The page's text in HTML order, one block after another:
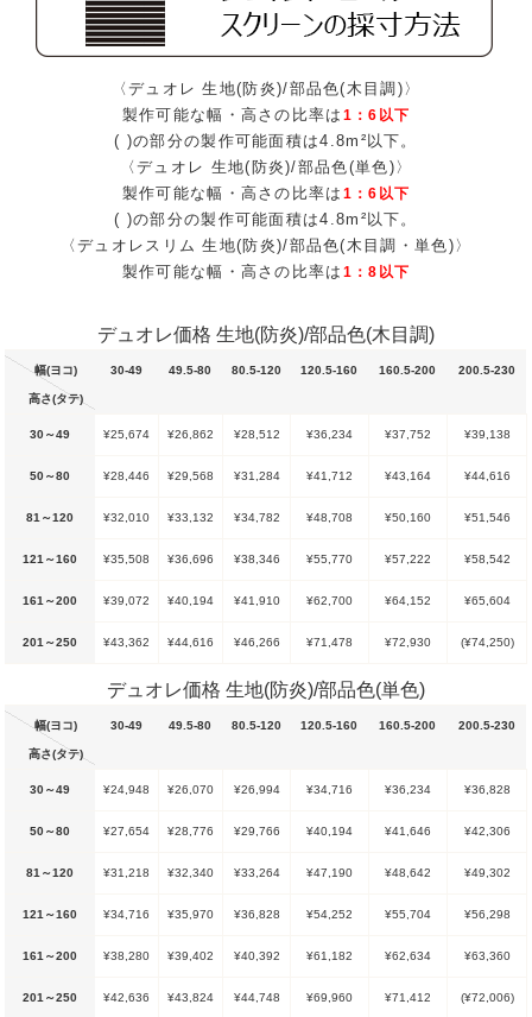
〈デュオレ 生地(防炎)/部品色(木目調)〉
製作可能な幅・高さの比率は 1：6以下
( )の部分の製作可能面積は4.8m²以下。
〈デュオレ 生地(防炎)/部品色(単色)〉
製作可能な幅・高さの比率は 1：6以下
( )の部分の製作可能面積は4.8m²以下。
〈デュオレスリム 生地(防炎)/部品色(木目調・単色)〉
製作可能な幅・高さの比率は 1：8以下
デュオレ価格 生地(防炎)/部品色(木目調)
幅(ヨコ)
高さ(タテ)
30-49 49.5-80 80.5-120 120.5-160 160.5-200 200.5-230
30～49 ¥25,674 ¥26,862 ¥28,512 ¥36,234 ¥37,752 ¥39,138
50～80 ¥28,446 ¥29,568 ¥31,284 ¥41,712 ¥43,164 ¥44,616
81～120 ¥32,010 ¥33,132 ¥34,782 ¥48,708 ¥50,160 ¥51,546
121～160 ¥35,508 ¥36,696 ¥38,346 ¥55,770 ¥57,222 ¥58,542
161～200 ¥39,072 ¥40,194 ¥41,910 ¥62,700 ¥64,152 ¥65,604
201～250 ¥43,362 ¥44,616 ¥46,266 ¥71,478 ¥72,930 (¥74,250)
デュオレ価格 生地(防炎)/部品色(単色)
幅(ヨコ)
高さ(タテ)
30-49 49.5-80 80.5-120 120.5-160 160.5-200 200.5-230
30～49 ¥24,948 ¥26,070 ¥26,994 ¥34,716 ¥36,234 ¥36,828
50～80 ¥27,654 ¥28,776 ¥29,766 ¥40,194 ¥41,646 ¥42,306
81～120 ¥31,218 ¥32,340 ¥33,264 ¥47,190 ¥48,642 ¥49,302
121～160 ¥34,716 ¥35,970 ¥36,828 ¥54,252 ¥55,704 ¥56,298
161～200 ¥38,280 ¥39,402 ¥40,392 ¥61,182 ¥62,634 ¥63,360
201～250 ¥42,636 ¥43,824 ¥44,748 ¥69,960 ¥71,412 (¥72,006)